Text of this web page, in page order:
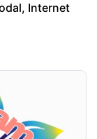
Internet